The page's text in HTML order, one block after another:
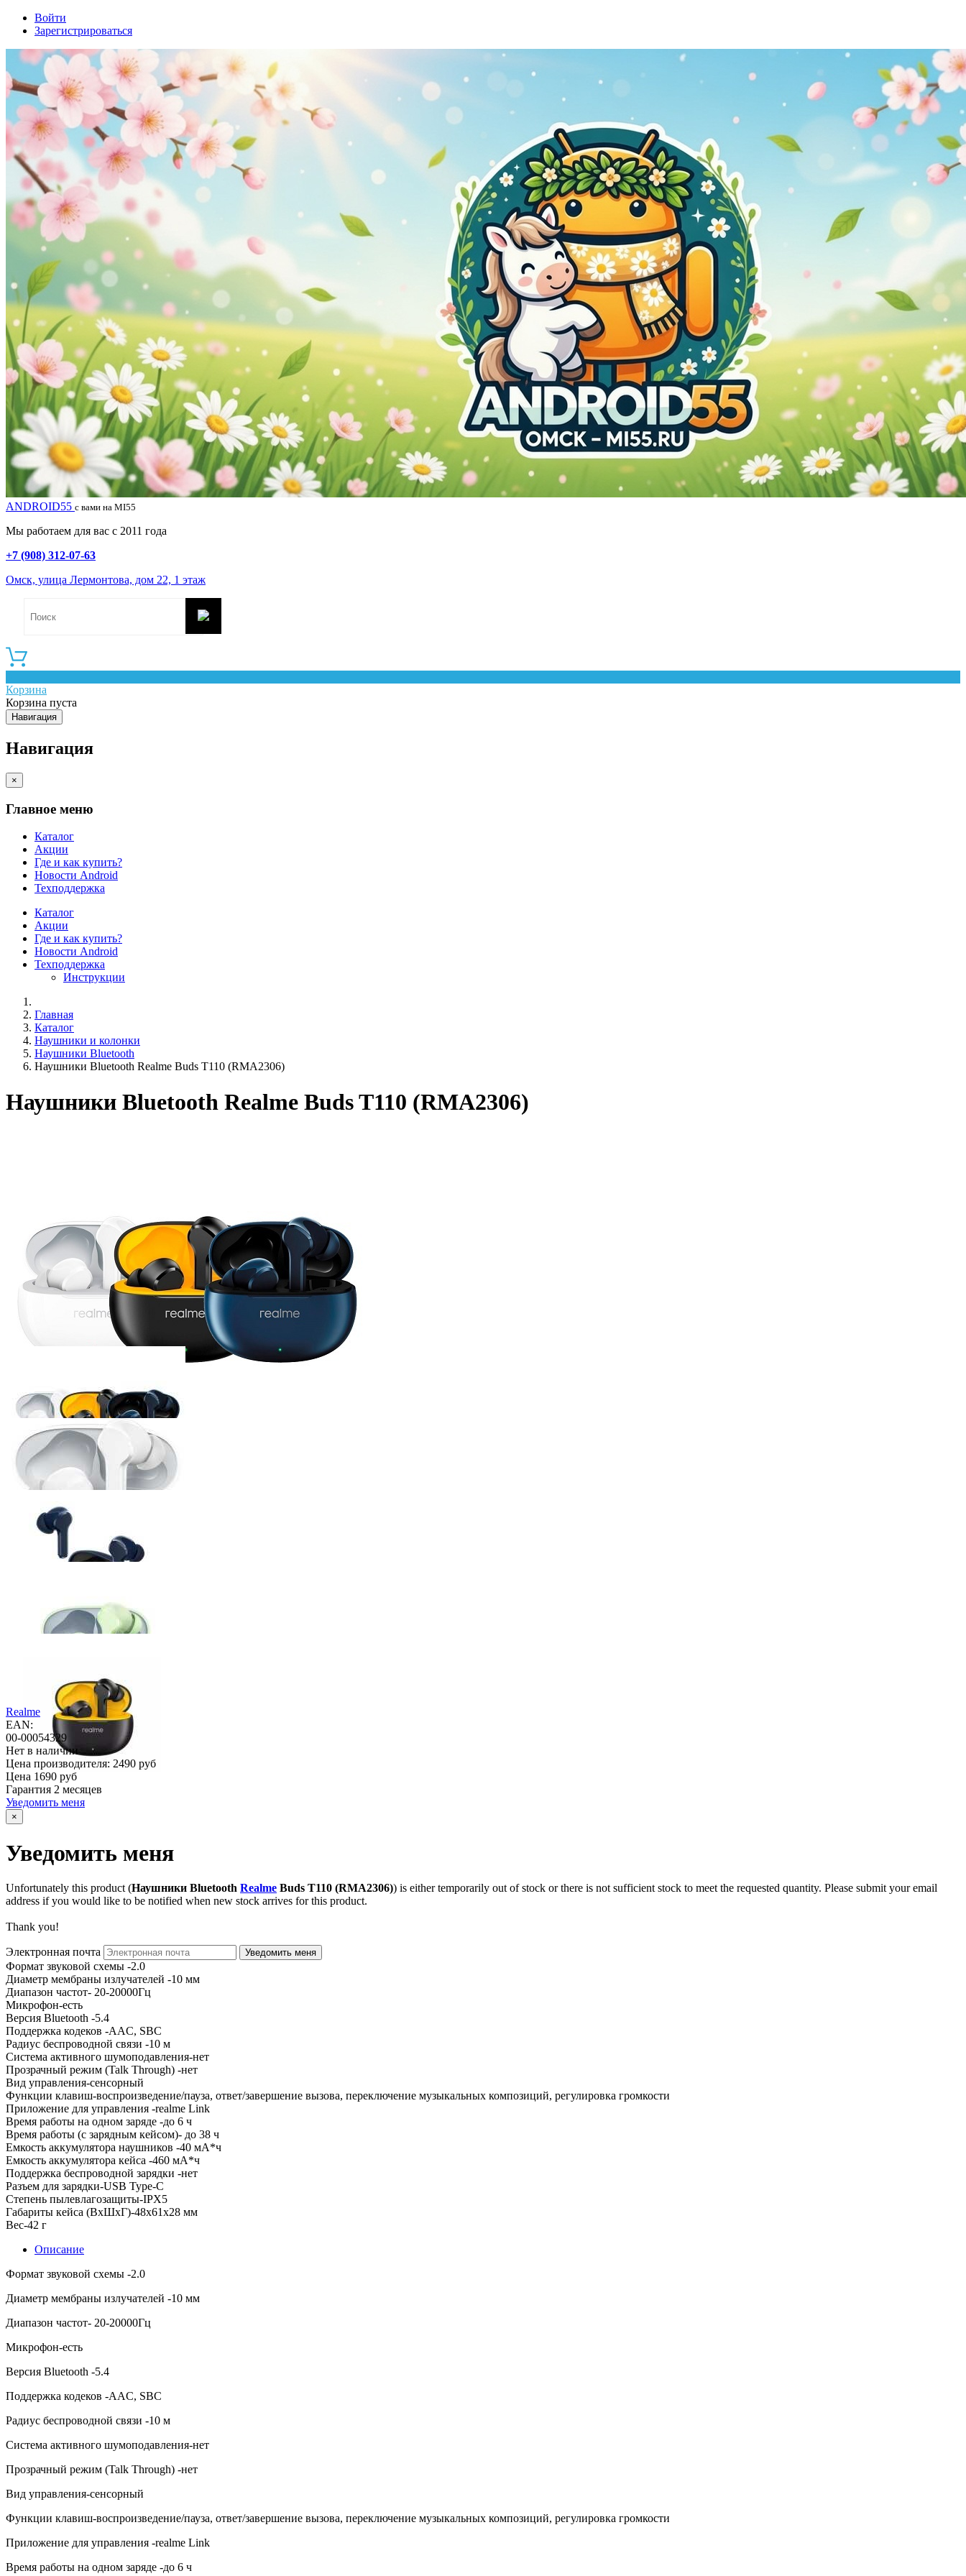
Войти
Зарегистрироваться
ANDROID55 с вами на MI55
Мы работаем для вас с 2011 года
+7 (908) 312-07-63
Омск, улица Лермонтова, дом 22, 1 этаж
Корзина
Корзина пуста
Навигация
Навигация
×
Главное меню
Каталог
Акции
Где и как купить?
Новости Android
Техподдержка
Каталог
Акции
Где и как купить?
Новости Android
Техподдержка
Инструкции
Главная
Каталог
Наушники и колонки
Наушники Bluetooth
Наушники Bluetooth Realme Buds T110 (RMA2306)
Наушники Bluetooth Realme Buds T110 (RMA2306)
Realme
EAN:
00-00054329
Нет в наличии
Цена производителя: 2490 руб
Цена 1690 руб
Гарантия 2 месяцев
Уведомить меня
×
Уведомить меня
Unfortunately this product (Наушники Bluetooth Realme Buds T110 (RMA2306)) is either temporarily out of stock or there is not sufficient stock to meet the requested quantity. Please submit your email
address if you would like to be notified when new stock arrives for this product.
Thank you!
Электронная почта
Формат звуковой схемы -2.0
Диаметр мембраны излучателей -10 мм
Диапазон частот- 20-20000Гц
Микрофон-есть
Версия Bluetooth -5.4
Поддержка кодеков -AAC, SBC
Радиус беспроводной связи -10 м
Система активного шумоподавления-нет
Прозрачный режим (Talk Through) -нет
Вид управления-сенсорный
Функции клавиш-воспроизведение/пауза, ответ/завершение вызова, переключение музыкальных композиций, регулировка громкости
Приложение для управления -realme Link
Время работы на одном заряде -до 6 ч
Время работы (с зарядным кейсом)- до 38 ч
Емкость аккумулятора наушников -40 мА*ч
Емкость аккумулятора кейса -460 мА*ч
Поддержка беспроводной зарядки -нет
Разъем для зарядки-USB Type-C
Степень пылевлагозащиты-IPX5
Габариты кейса (ВxШxГ)-48x61x28 мм
Вес-42 г
Описание
Формат звуковой схемы -2.0
Диаметр мембраны излучателей -10 мм
Диапазон частот- 20-20000Гц
Микрофон-есть
Версия Bluetooth -5.4
Поддержка кодеков -AAC, SBC
Радиус беспроводной связи -10 м
Система активного шумоподавления-нет
Прозрачный режим (Talk Through) -нет
Вид управления-сенсорный
Функции клавиш-воспроизведение/пауза, ответ/завершение вызова, переключение музыкальных композиций, регулировка громкости
Приложение для управления -realme Link
Время работы на одном заряде -до 6 ч